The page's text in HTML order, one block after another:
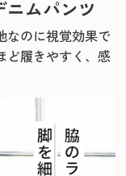
ムパンツ
なのに視覚効果で
ど履きやすく、感